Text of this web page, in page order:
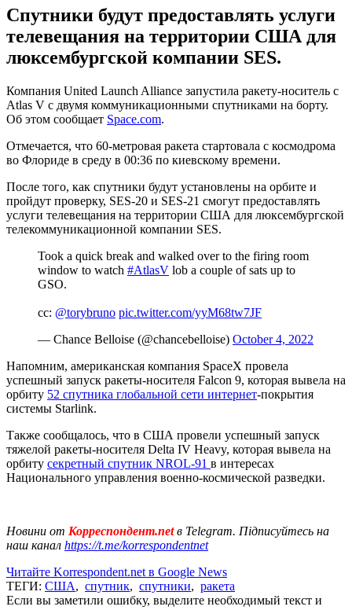
Спутники будут предоставлять услуги
телевещания на территории США для
люксембургской компании SES.
Компания United Launch Alliance запустила ракету-носитель с
Atlas V с двумя коммуникационными спутниками на борту.
Об этом сообщает Space.com.
Отмечается, что 60-метровая ракета стартовала с космодрома
во Флориде в среду в 00:36 по киевскому времени.
После того, как спутники будут установлены на орбите и
пройдут проверку, SES-20 и SES-21 смогут предоставлять
услуги телевещания на территории США для люксембургской
телекоммуникационной компании SES.
Took a quick break and walked over to the firing room
window to watch #AtlasV lob a couple of sats up to
GSO.
cc: @torybruno pic.twitter.com/yyM68tw7JF
— Chance Belloise (@chancebelloise) October 4, 2022
Напомним, американская компания SpaceX провела
успешный запуск ракеты-носителя Falcon 9, которая вывела на
орбиту 52 спутника глобальной сети интернет-покрытия
системы Starlink.
Также сообщалось, что в США провели успешный запуск
тяжелой ракеты-носителя Delta IV Heavy, которая вывела на
орбиту секретный спутник NROL-91 в интересах
Национального управления военно-космической разведки.
Новини от Корреспондент.netв Telegram. Підписуйтесь на
наш канал https://t.me/korrespondentnet
Читайте Korrespondent.net в Google News
ТЕГИ: США, спутник, спутники, ракета
Если вы заметили ошибку, выделите необходимый текст и